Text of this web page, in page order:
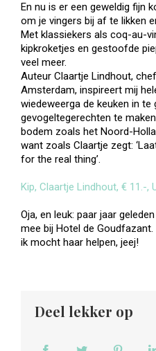
En nu is er een geweldig fijn
om je vingers bij af te likken
Met klassiekers als coq-au-
kipkroketjes en gestoofde
veel meer.
Auteur Claartje Lindhout,
Amsterdam, inspireert mij
wiedeweerga de keuken in te
gevogeltegerechten te
bodem zoals het Noord-
want zoals Claartje zegt:
for the real thing’.
Kip, Claartje Lindhout, € 11.-,
Oja, en leuk: paar jaar
mee bij Hotel de
ik mocht haar helpen, jeej!
Deel lekker op